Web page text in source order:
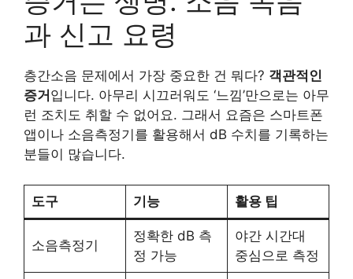
과 신고 요령
층간소음 문제에서 가장 중요한 건 뭐다? 객관적인
증거 입니다. 아무리 시끄러워도 ‘느낌’만으로는 아무
런 조치도 취할 수 없어요. 그래서 요즘은 스마트폰
앱이나 소음측정기를 활용해서 dB 수치를 기록하는
분들이 많습니다.
도구 기능 활용 팁
소음측정기
정확한 dB 측
정 가능
야간 시간대
중심으로 측정